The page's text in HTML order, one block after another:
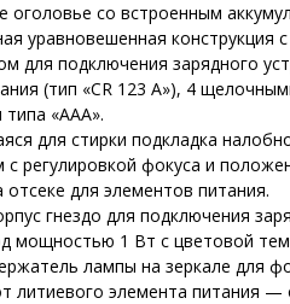
оголовье со встроенным
уравновешенная конструкция
для подключения зарядного
(тип «CR 123 A»), 4
«AAA».
для стирки подкладка
регулировкой фокуса и
для элементов питания.
гнездо для подключения
мощностью 1 Вт с цветовой
лампы на зеркале для
литиевого элемента питания